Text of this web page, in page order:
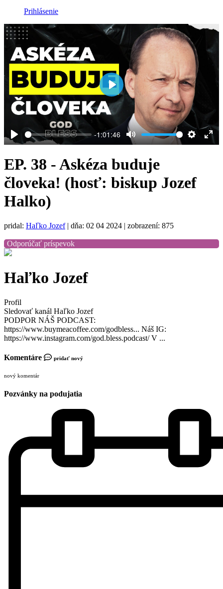
Prihlásenie
Play
-1:01:46
Mute Settings
Play
EP. 38 - Askéza buduje
človeka! (hosť: biskup Jozef
Halko)
pridal: Haľko Jozef| dňa: 02 04 2024 | zobrazení: 875
Odporúčať príspevok
Haľko Jozef
Profil
Sledovať kanál Haľko Jozef
PODPOR NÁŠ PODCAST:
https://www.buymeacoffee.com/godbless... Náš IG: ⁠
https://www.instagram.com/god.bless.podcast/ V ...
Komentáre pridať nový
nový komentár
Pozvánky na podujatia